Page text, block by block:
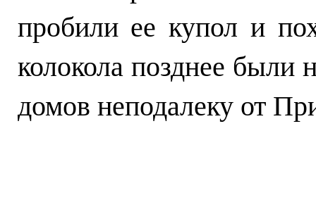
пробили ее купол и
колокола позднее были
домов неподалеку от